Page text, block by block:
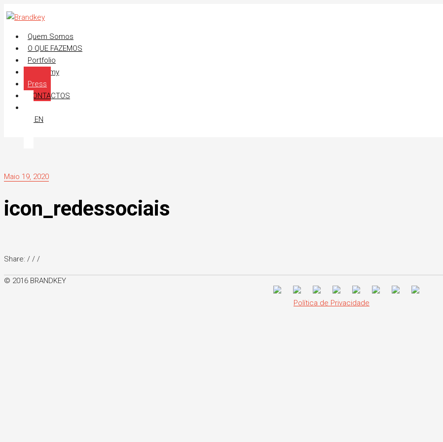
Quem Somos
O QUE FAZEMOS
Portfolio
Academy
Press
CONTACTOS
EN
Maio 19, 2020
icon_redessociais
Share: / / /
© 2016 BRANDKEY
Política de Privacidade